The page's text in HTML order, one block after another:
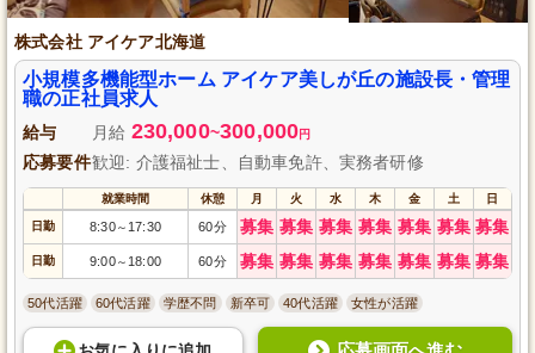
株式会社 アイケア北海道
小規模多機能型ホーム アイケア美しが丘の施設長・管理
職の正社員求人
給与 月給 230,000~300,000円
応募要件歓迎: 介護福祉士、自動車免許、実務者研修
就業時間 休憩 月 火 水 木 金 土 日
日勤 8:30～ 17:30 60分 募集 募集 募集 募集 募集 募集 募集
日勤 9:00～ 18:00 60分 募集 募集 募集 募集 募集 募集 募集
50代活躍 60代活躍 学歴不問 新卒可 40代活躍 女性が活躍